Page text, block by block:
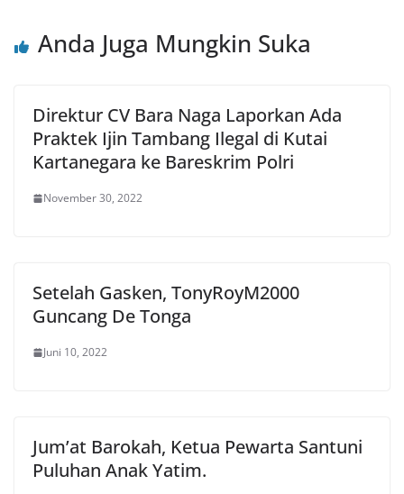
Anda Juga Mungkin Suka
Direktur CV Bara Naga Laporkan Ada
Praktek Ijin Tambang Ilegal di Kutai
Kartanegara ke Bareskrim Polri
November 30, 2022
Setelah Gasken, TonyRoyM2000
Guncang De Tonga
Juni 10, 2022
Jum’at Barokah, Ketua Pewarta Santuni
Puluhan Anak Yatim.